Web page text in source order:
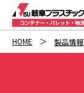
HOME 製品情報